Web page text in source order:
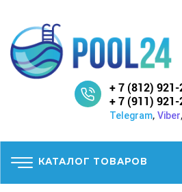
+ 7 (812)
+ 7 (911)
Telegram, Viber,
КАТАЛОГ ТОВАРОВ